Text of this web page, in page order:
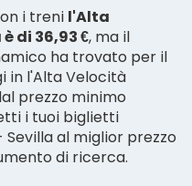
i treni l'Alta
di 36,93 €, ma il
ha trovato per il
in l'Alta Velocità
prezzo minimo
i tuoi biglietti
al miglior prezzo
di ricerca.